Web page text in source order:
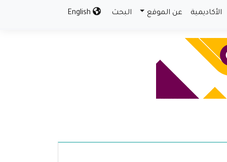
الأكاديمية عن الموقع البحث